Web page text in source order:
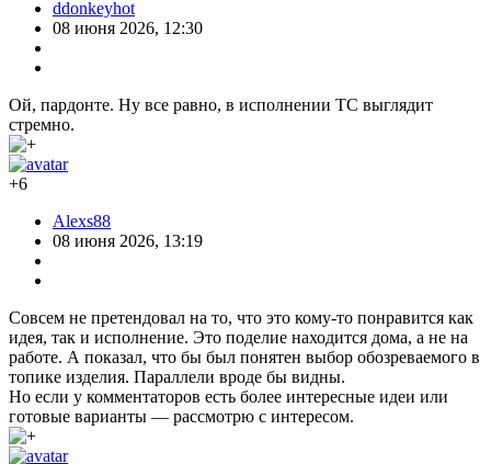
ddonkeyhot
08 июня 2026, 12:30
Ой, пардонте. Ну все равно, в исполнении ТС выглядит
стремно.
+6
Alexs88
08 июня 2026, 13:19
Совсем не претендовал на то, что это кому-то понравится как
идея, так и исполнение. Это поделие находится дома, а не на
работе. А показал, что бы был понятен выбор обозреваемого в
топике изделия. Параллели вроде бы видны.
Но если у комментаторов есть более интересные идеи или
готовые варианты — рассмотрю с интересом.